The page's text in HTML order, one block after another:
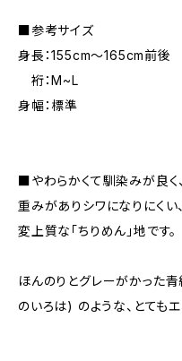
■参考サイズ
身長：155cm～165cm前後
裄：M~L
身幅：標準
■やわらかくて馴染みが良く
重みがありシワになりにく
変上質な「ちりめん」地です。
ほんのりとグレーがかった
のいろは) のような、とても